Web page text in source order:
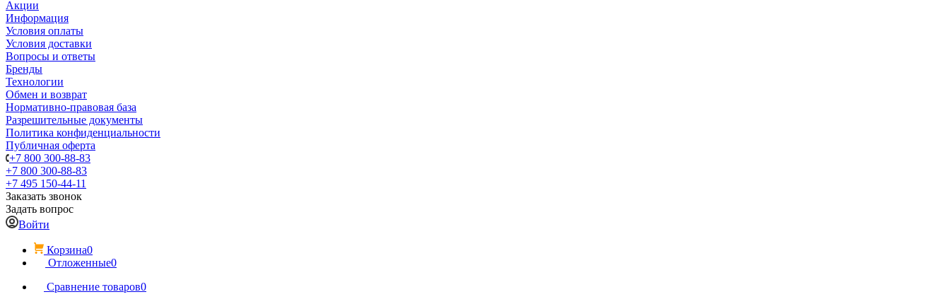
Акции
Информация
Условия оплаты
Условия доставки
Вопросы и ответы
Бренды
Технологии
Обмен и возврат
Нормативно-правовая база
Разрешительные документы
Политика конфиденциальности
Публичная оферта
+7 800 300-88-83
+7 800 300-88-83
+7 495 150-44-11
Заказать звонок
Задать вопрос
Войти
Корзина0
Отложенные0
Сравнение товаров0